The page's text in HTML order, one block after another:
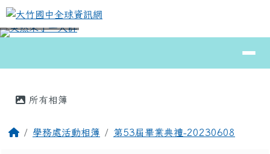
跳至主內容區
大竹國中全球資訊網
⏸
所有相簿
回首頁學務處活動相簿 第53屆畢業典禮-20230608